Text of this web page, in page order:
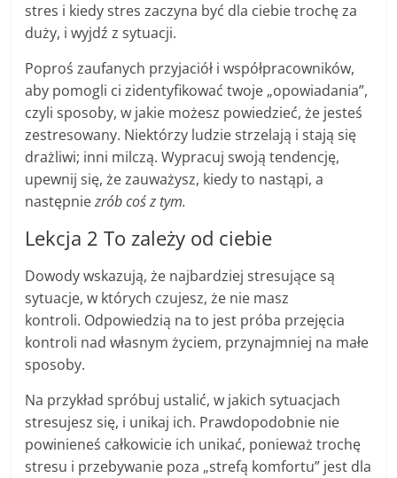
stres i kiedy stres zaczyna być dla ciebie trochę za
duży, i wyjdź z sytuacji.
Poproś zaufanych przyjaciół i współpracowników,
aby pomogli ci zidentyfikować twoje „opowiadania”,
czyli sposoby, w jakie możesz powiedzieć, że jesteś
zestresowany. Niektórzy ludzie strzelają i stają się
drażliwi; inni milczą. Wypracuj swoją tendencję,
upewnij się, że zauważysz, kiedy to nastąpi, a
następniezrób coś z tym.
Lekcja 2 To zależy od ciebie
Dowody wskazują, że najbardziej stresujące są
sytuacje, w których czujesz, że nie masz
kontroli. Odpowiedzią na to jest próba przejęcia
kontroli nad własnym życiem, przynajmniej na małe
sposoby.
Na przykład spróbuj ustalić, w jakich sytuacjach
stresujesz się, i unikaj ich. Prawdopodobnie nie
powinieneś całkowicie ich unikać, ponieważ trochę
stresu i przebywanie poza „strefą komfortu” jest dla